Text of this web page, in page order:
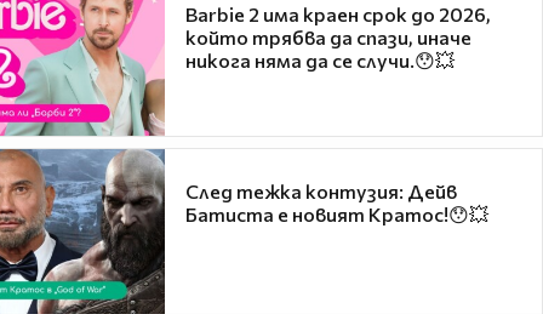
Barbie 2 има краен срок до 2026,
който трябва да спази, иначе
никога няма да се случи.😯💥
След тежка контузия: Дейв
Батиста е новият Кратос!😯💥